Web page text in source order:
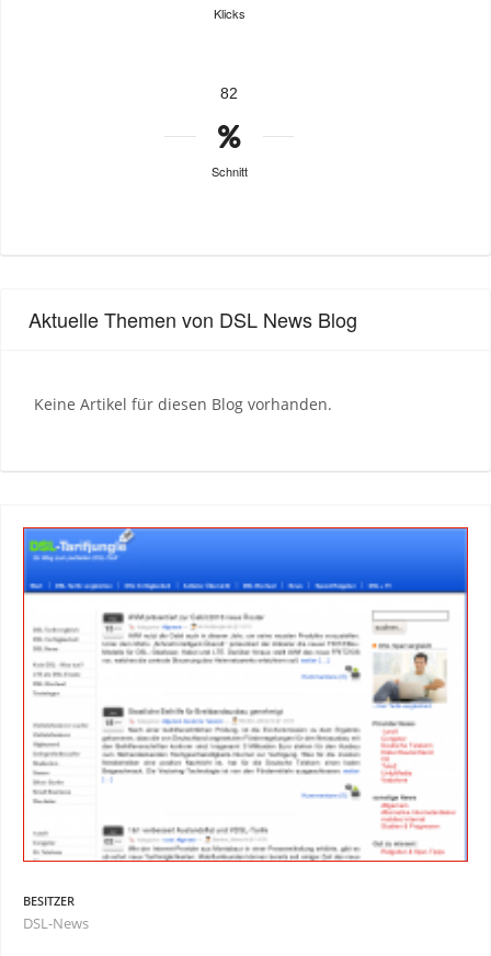
Klicks
82
Schnitt
Aktuelle Themen von DSL News Blog
Keine Artikel für diesen Blog vorhanden.
BESITZER
DSL-News